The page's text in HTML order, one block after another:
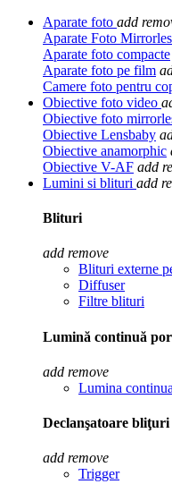
Aparate foto add
Aparate Foto
Aparate foto compacte
Aparate foto pe film
Camere foto pentru
Obiective foto video
Obiective foto
Obiective Lensbaby
Obiective anamorphic
Obiective V-AF add
Lumini si blituri add
Blituri
add remove
Blituri externe
Diffuser
Filtre blituri
Lumină continuă
add remove
Lumina
Declanşatoare bliţuri
add remove
Trigger